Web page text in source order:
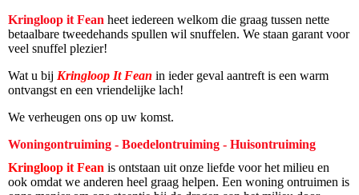
Kringloop it Fean heet iedereen welkom die graag tussen nette
betaalbare tweedehands spullen wil snuffelen. We staan garant voor
veel snuffel plezier!
Wat u bij Kringloop It Fean in ieder geval aantreft is een warm
ontvangst en een vriendelijke lach!
We verheugen ons op uw komst.
Woningontruiming - Boedelontruiming - Huisontruiming
Kringloop it Fean is ontstaan uit onze liefde voor het milieu en
ook omdat we anderen heel graag helpen. Een woning ontruimen is